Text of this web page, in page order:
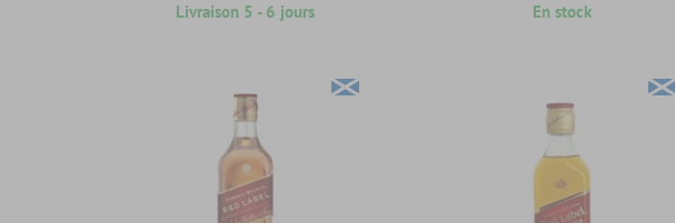
Livraison 5 - 6 jours En stock